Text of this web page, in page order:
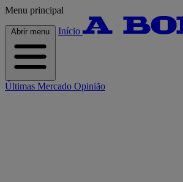
Menu principal
Abrir menu Início
Últimas Mercado Opinião